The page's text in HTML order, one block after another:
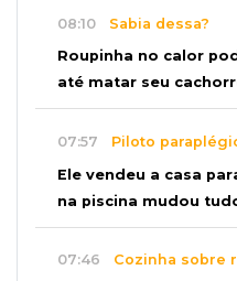
08:10 Sabia dessa?
Roupinha no calor
até matar seu
07:57 Piloto
Ele vendeu a casa
na piscina mudou
07:46 Cozinha sobre